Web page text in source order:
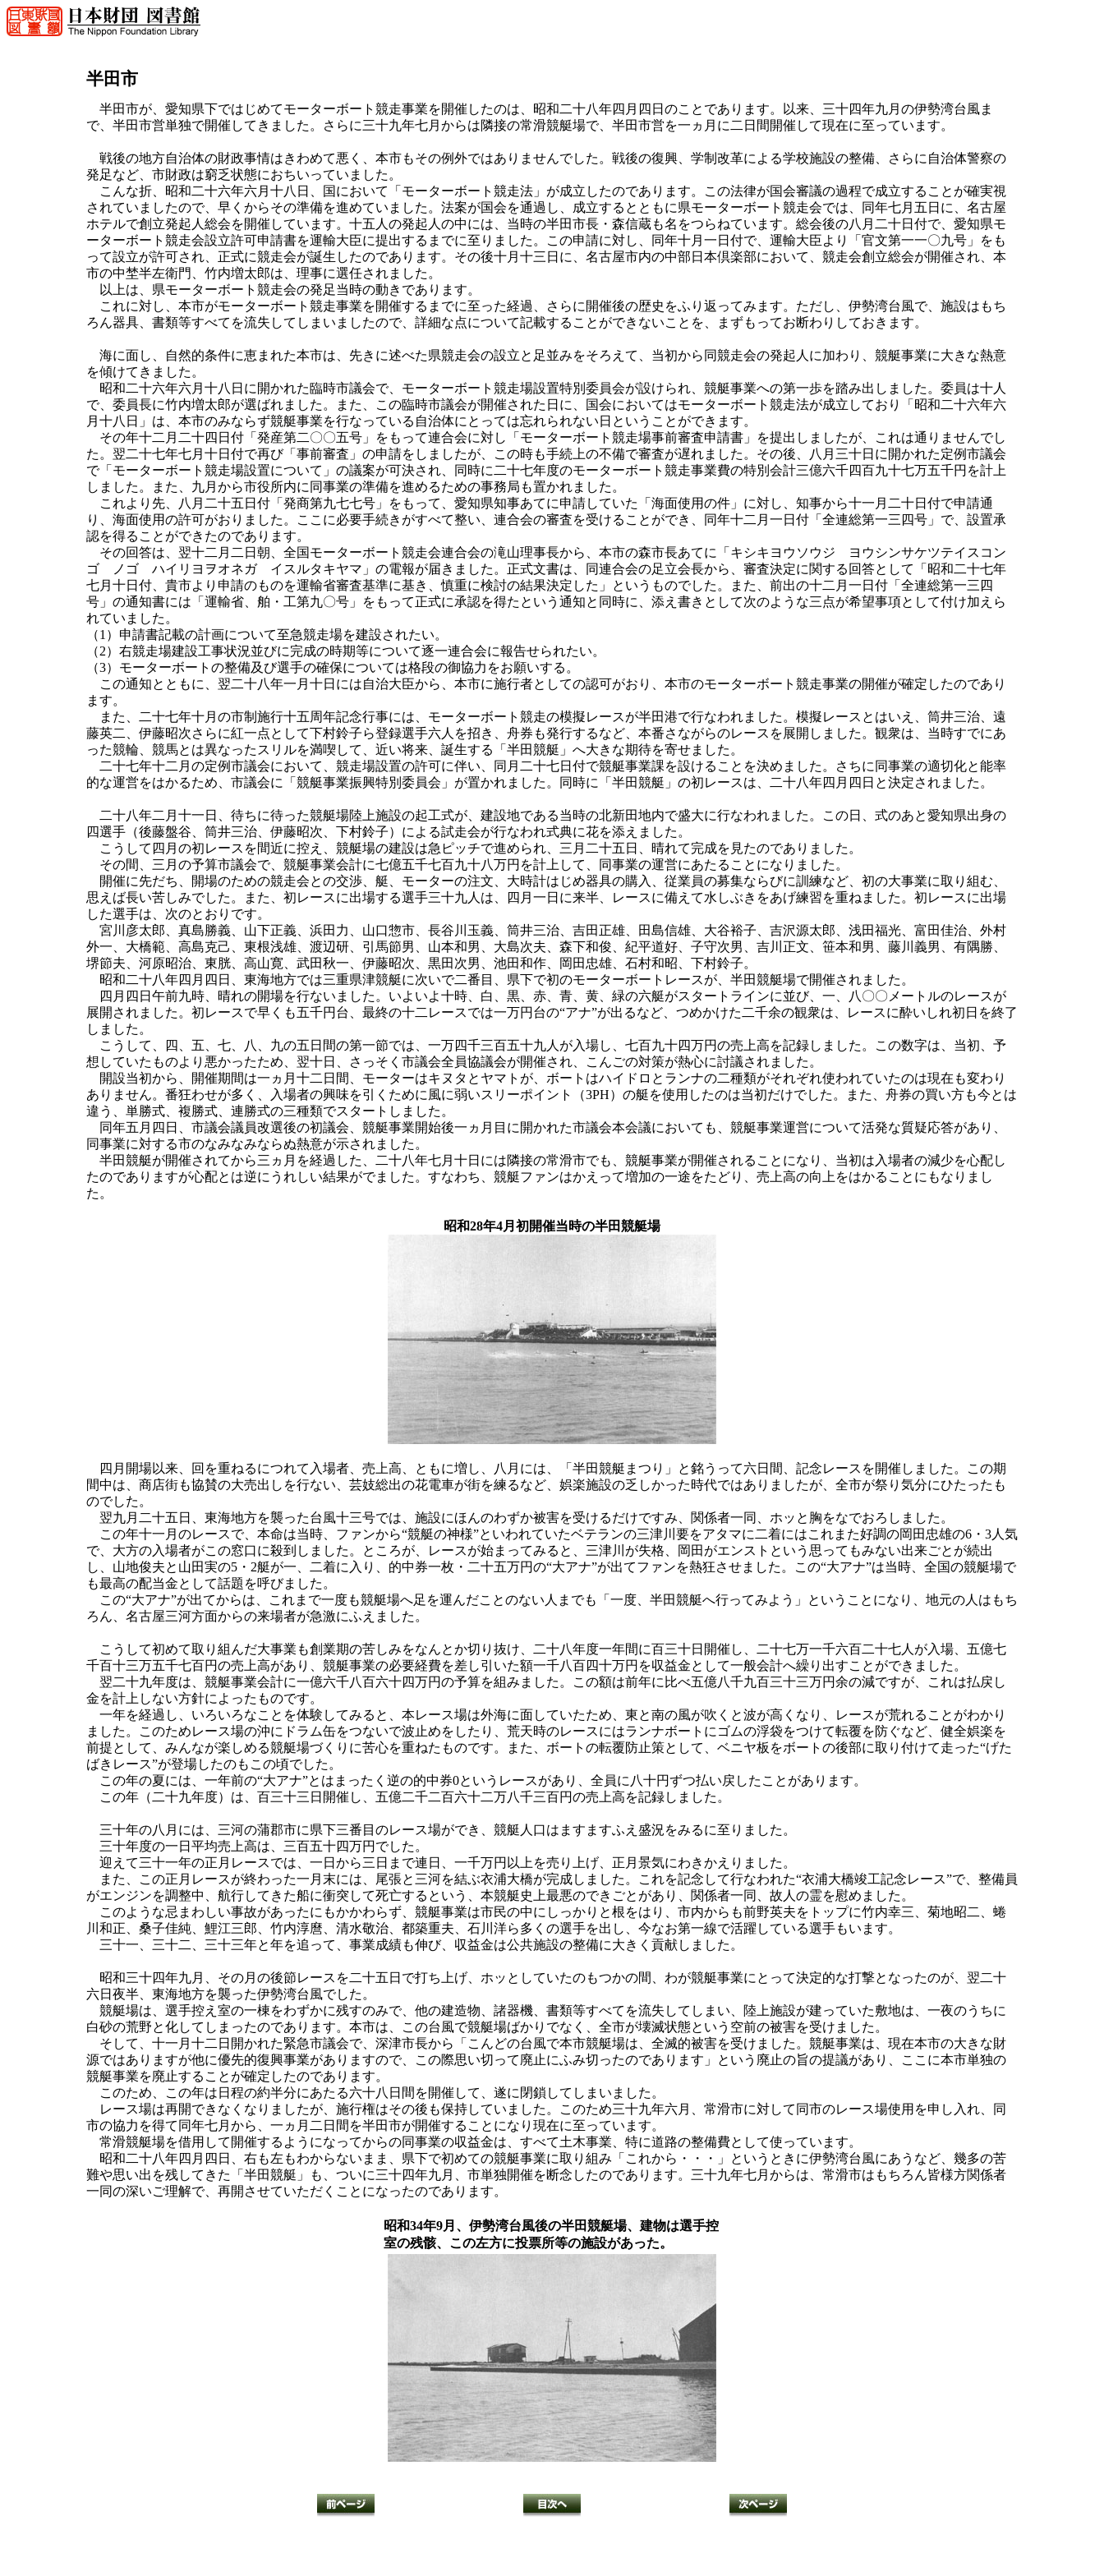
半田市
半田市が、愛知県下ではじめてモーターボート競走事業を開催したのは、昭和二十八年四月四日のことであります。以来、三十四年九月の伊勢湾台風ま
で、半田市営単独で開催してきました。さらに三十九年七月からは隣接の常滑競艇場で、半田市営を一ヵ月に二日間開催して現在に至っています。
戦後の地方自治体の財政事情はきわめて悪く、本市もその例外ではありませんでした。戦後の復興、学制改革による学校施設の整備、さらに自治体警察の
発足など、市財政は窮乏状態におちいっていました。
こんな折、昭和二十六年六月十八日、国において「モーターボート競走法」が成立したのであります。この法律が国会審議の過程で成立することが確実視
されていましたので、早くからその準備を進めていました。法案が国会を通過し、成立するとともに県モーターボート競走会では、同年七月五日に、名古屋
ホテルで創立発起人総会を開催しています。十五人の発起人の中には、当時の半田市長・森信蔵も名をつらねています。総会後の八月二十日付で、愛知県モ
ーターボート競走会設立許可申請書を運輸大臣に提出するまでに至りました。この申請に対し、同年十月一日付で、運輸大臣より「官文第一一〇九号」をも
って設立が許可され、正式に競走会が誕生したのであります。その後十月十三日に、名古屋市内の中部日本倶楽部において、競走会創立総会が開催され、本
市の中埜半左衛門、竹内増太郎は、理事に選任されました。
以上は、県モーターボート競走会の発足当時の動きであります。
これに対し、本市がモーターボート競走事業を開催するまでに至った経過、さらに開催後の歴史をふり返ってみます。ただし、伊勢湾台風で、施設はもち
ろん器具、書類等すべてを流失してしまいましたので、詳細な点について記載することができないことを、まずもってお断わりしておきます。
海に面し、自然的条件に恵まれた本市は、先きに述べた県競走会の設立と足並みをそろえて、当初から同競走会の発起人に加わり、競艇事業に大きな熱意
を傾けてきました。
昭和二十六年六月十八日に開かれた臨時市議会で、モーターボート競走場設置特別委員会が設けられ、競艇事業への第一歩を踏み出しました。委員は十人
で、委員長に竹内増太郎が選ばれました。また、この臨時市議会が開催された日に、国会においてはモーターボート競走法が成立しており「昭和二十六年六
月十八日」は、本市のみならず競艇事業を行なっている自治体にとっては忘れられない日ということができます。
その年十二月二十四日付「発産第二〇〇五号」をもって連合会に対し「モーターボート競走場事前審査申請書」を提出しましたが、これは通りませんでし
た。翌二十七年七月十日付で再び「事前審査」の申請をしましたが、この時も手続上の不備で審査が遅れました。その後、八月三十日に開かれた定例市議会
で「モーターボート競走場設置について」の議案が可決され、同時に二十七年度のモーターボート競走事業費の特別会計三億六千四百九十七万五千円を計上
しました。また、九月から市役所内に同事業の準備を進めるための事務局も置かれました。
これより先、八月二十五日付「発商第九七七号」をもって、愛知県知事あてに申請していた「海面使用の件」に対し、知事から十一月二十日付で申請通
り、海面使用の許可がおりました。ここに必要手続きがすべて整い、連合会の審査を受けることができ、同年十二月一日付「全連総第一三四号」で、設置承
認を得ることができたのであります。
その回答は、翌十二月二日朝、全国モーターボート競走会連合会の滝山理事長から、本市の森市長あてに「キシキヨウソウジ ヨウシンサケツテイスコン
ゴ ノゴ ハイリヨヲオネガ イスルタキヤマ」の電報が届きました。正式文書は、同連合会の足立会長から、審査決定に関する回答として「昭和二十七年
七月十日付、貴市より申請のものを運輸省審査基準に基き、慎重に検討の結果決定した」というものでした。また、前出の十二月一日付「全連総第一三四
号」の通知書には「運輸省、舶・工第九〇号」をもって正式に承認を得たという通知と同時に、添え書きとして次のような三点が希望事項として付け加えら
れていました。
（1）申請書記載の計画について至急競走場を建設されたい。
（2）右競走場建設工事状況並びに完成の時期等について逐一連合会に報告せられたい。
（3）モーターボートの整備及び選手の確保については格段の御協力をお願いする。
この通知とともに、翌二十八年一月十日には自治大臣から、本市に施行者としての認可がおり、本市のモーターボート競走事業の開催が確定したのであり
ます。
また、二十七年十月の市制施行十五周年記念行事には、モーターボート競走の模擬レースが半田港で行なわれました。模擬レースとはいえ、筒井三治、遠
藤英二、伊藤昭次さらに紅一点として下村鈴子ら登録選手六人を招き、舟券も発行するなど、本番さながらのレースを展開しました。観衆は、当時すでにあ
った競輪、競馬とは異なったスリルを満喫して、近い将来、誕生する「半田競艇」へ大きな期待を寄せました。
二十七年十二月の定例市議会において、競走場設置の許可に伴い、同月二十七日付で競艇事業課を設けることを決めました。さちに同事業の適切化と能率
的な運営をはかるため、市議会に「競艇事業振興特別委員会」が置かれました。同時に「半田競艇」の初レースは、二十八年四月四日と決定されました。
二十八年二月十一日、待ちに待った競艇場陸上施設の起工式が、建設地である当時の北新田地内で盛大に行なわれました。この日、式のあと愛知県出身の
四選手（後藤盤谷、筒井三治、伊藤昭次、下村鈴子）による試走会が行なわれ式典に花を添えました。
こうして四月の初レースを間近に控え、競艇場の建設は急ピッチで進められ、三月二十五日、晴れて完成を見たのでありました。
その間、三月の予算市議会で、競艇事業会計に七億五千七百九十八万円を計上して、同事業の運営にあたることになりました。
開催に先だち、開場のための競走会との交渉、艇、モーターの注文、大時計はじめ器具の購入、従業員の募集ならびに訓練など、初の大事業に取り組む、
思えば長い苦しみでした。また、初レースに出場する選手三十九人は、四月一日に来半、レースに備えて水しぶきをあげ練習を重ねました。初レースに出場
した選手は、次のとおりです。
宮川彦太郎、真島勝義、山下正義、浜田力、山口惣市、長谷川玉義、筒井三治、吉田正雄、田島信雄、大谷裕子、吉沢源太郎、浅田福光、富田佳治、外村
外一、大橋範、高島克己、東根浅雄、渡辺研、引馬節男、山本和男、大島次夫、森下和俊、紀平道好、子守次男、吉川正文、笹本和男、藤川義男、有隅勝、
堺節夫、河原昭治、東胱、高山寛、武田秋一、伊藤昭次、黒田次男、池田和作、岡田忠雄、石村和昭、下村鈴子。
昭和二十八年四月四日、東海地方では三重県津競艇に次いで二番目、県下で初のモーターボートレースが、半田競艇場で開催されました。
四月四日午前九時、晴れの開場を行ないました。いよいよ十時、白、黒、赤、青、黄、緑の六艇がスタートラインに並び、一、八〇〇メートルのレースが
展開されました。初レースで早くも五千円台、最終の十二レースでは一万円台の“アナ”が出るなど、つめかけた二千余の観衆は、レースに酔いしれ初日を終了
しました。
こうして、四、五、七、八、九の五日間の第一節では、一万四千三百五十九人が入場し、七百九十四万円の売上高を記録しました。この数字は、当初、予
想していたものより悪かったため、翌十日、さっそく市議会全員協議会が開催され、こんごの対策が熱心に討議されました。
開設当初から、開催期間は一ヵ月十二日間、モーターはキヌタとヤマトが、ボートはハイドロとランナの二種類がそれぞれ使われていたのは現在も変わり
ありません。番狂わせが多く、入場者の興味を引くために風に弱いスリーポイント（3PH）の艇を使用したのは当初だけでした。また、舟券の買い方も今とは
違う、単勝式、複勝式、連勝式の三種類でスタートしました。
同年五月四日、市議会議員改選後の初議会、競艇事業開始後一ヵ月目に開かれた市議会本会議においても、競艇事業運営について活発な質疑応答があり、
同事業に対する市のなみなみならぬ熱意が示されました。
半田競艇が開催されてから三ヵ月を経過した、二十八年七月十日には隣接の常滑市でも、競艇事業が開催されることになり、当初は入場者の減少を心配し
たのでありますが心配とは逆にうれしい結果がでました。すなわち、競艇ファンはかえって増加の一途をたどり、売上高の向上をはかることにもなりまし
た。
昭和28年4月初開催当時の半田競艇場
四月開場以来、回を重ねるにつれて入場者、売上高、ともに増し、八月には、「半田競艇まつり」と銘うって六日間、記念レースを開催しました。この期
間中は、商店街も協賛の大売出しを行ない、芸妓総出の花電車が街を練るなど、娯楽施設の乏しかった時代ではありましたが、全市が祭り気分にひたったも
のでした。
翌九月二十五日、東海地方を襲った台風十三号では、施設にほんのわずか被害を受けるだけですみ、関係者一同、ホッと胸をなでおろしました。
この年十一月のレースで、本命は当時、ファンから“競艇の神様”といわれていたベテランの三津川要をアタマに二着にはこれまた好調の岡田忠雄の6・3人気
で、大方の入場者がこの窓口に殺到しました。ところが、レースが始まってみると、三津川が失格、岡田がエンストという思ってもみない出来ごとが続出
し、山地俊夫と山田実の5・2艇が一、二着に入り、的中券一枚・二十五万円の“大アナ”が出てファンを熱狂させました。この“大アナ”は当時、全国の競艇場で
も最高の配当金として話題を呼びました。
この“大アナ”が出てからは、これまで一度も競艇場へ足を運んだことのない人までも「一度、半田競艇へ行ってみよう」ということになり、地元の人はもち
ろん、名古屋三河方面からの来場者が急激にふえました。
こうして初めて取り組んだ大事業も創業期の苦しみをなんとか切り抜け、二十八年度一年間に百三十日開催し、二十七万一千六百二十七人が入場、五億七
千百十三万五千七百円の売上高があり、競艇事業の必要経費を差し引いた額一千八百四十万円を収益金として一般会計へ繰り出すことができました。
翌二十九年度は、競艇事業会計に一億六千八百六十四万円の予算を組みました。この額は前年に比べ五億八千九百三十三万円余の減ですが、これは払戻し
金を計上しない方針によったものです。
一年を経過し、いろいろなことを体験してみると、本レース場は外海に面していたため、東と南の風が吹くと波が高くなり、レースが荒れることがわかり
ました。このためレース場の沖にドラム缶をつないで波止めをしたり、荒天時のレースにはランナボートにゴムの浮袋をつけて転覆を防ぐなど、健全娯楽を
前提として、みんなが楽しめる競艇場づくりに苦心を重ねたものです。また、ボートの転覆防止策として、ベニヤ板をボートの後部に取り付けて走った“げた
ばきレース”が登場したのもこの頃でした。
この年の夏には、一年前の“大アナ”とはまったく逆の的中券0というレースがあり、全員に八十円ずつ払い戻したことがあります。
この年（二十九年度）は、百三十三日開催し、五億二千二百六十二万八千三百円の売上高を記録しました。
三十年の八月には、三河の蒲郡市に県下三番目のレース場ができ、競艇人口はますますふえ盛況をみるに至りました。
三十年度の一日平均売上高は、三百五十四万円でした。
迎えて三十一年の正月レースでは、一日から三日まで連日、一千万円以上を売り上げ、正月景気にわきかえりました。
また、この正月レースが終わった一月末には、尾張と三河を結ぶ衣浦大橋が完成しました。これを記念して行なわれた“衣浦大橋竣工記念レース”で、整備員
がエンジンを調整中、航行してきた船に衝突して死亡するという、本競艇史上最悪のできごとがあり、関係者一同、故人の霊を慰めました。
このような忌まわしい事故があったにもかかわらず、競艇事業は市民の中にしっかりと根をはり、市内からも前野英夫をトップに竹内幸三、菊地昭二、蜷
川和正、桑子佳純、鯉江三郎、竹内淳麿、清水敬治、都築重夫、石川洋ら多くの選手を出し、今なお第一線で活躍している選手もいます。
三十一、三十二、三十三年と年を追って、事業成績も伸び、収益金は公共施設の整備に大きく貢献しました。
昭和三十四年九月、その月の後節レースを二十五日で打ち上げ、ホッとしていたのもつかの間、わが競艇事業にとって決定的な打撃となったのが、翌二十
六日夜半、東海地方を襲った伊勢湾台風でした。
競艇場は、選手控え室の一棟をわずかに残すのみで、他の建造物、諸器機、書類等すべてを流失してしまい、陸上施設が建っていた敷地は、一夜のうちに
白砂の荒野と化してしまったのであります。本市は、この台風で競艇場ばかりでなく、全市が壊滅状態という空前の被害を受けました。
そして、十一月十二日開かれた緊急市議会で、深津市長から「こんどの台風で本市競艇場は、全滅的被害を受けました。競艇事業は、現在本市の大きな財
源ではありますが他に優先的復興事業がありますので、この際思い切って廃止にふみ切ったのであります」という廃止の旨の提議があり、ここに本市単独の
競艇事業を廃止することが確定したのであります。
このため、この年は日程の約半分にあたる六十八日間を開催して、遂に閉鎖してしまいました。
レース場は再開できなくなりましたが、施行権はその後も保持していました。このため三十九年六月、常滑市に対して同市のレース場使用を申し入れ、同
市の協力を得て同年七月から、一ヵ月二日間を半田市が開催することになり現在に至っています。
常滑競艇場を借用して開催するようになってからの同事業の収益金は、すべて土木事業、特に道路の整備費として使っています。
昭和二十八年四月四日、右も左もわからないまま、県下で初めての競艇事業に取り組み「これから・・・」というときに伊勢湾台風にあうなど、幾多の苦
難や思い出を残してきた「半田競艇」も、ついに三十四年九月、市単独開催を断念したのであります。三十九年七月からは、常滑市はもちろん皆様方関係者
一同の深いご理解で、再開させていただくことになったのであります。
昭和34年9月、伊勢湾台風後の半田競艇場、建物は選手控
室の残骸、この左方に投票所等の施設があった。